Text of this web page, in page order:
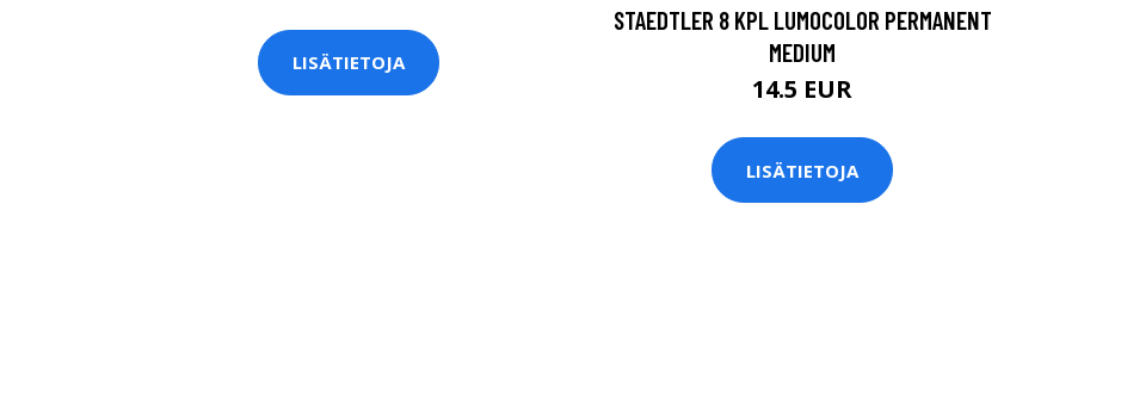
LISÄTIETOJA
STAEDTLER 8 KPL LUMOCOLOR PERMANENT
MEDIUM
14.5 EUR
LISÄTIETOJA